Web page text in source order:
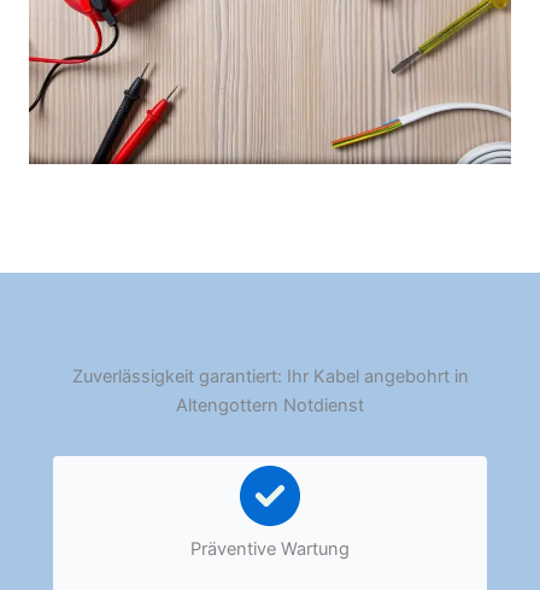
Zuverlässigkeit garantiert: Ihr Kabel angebohrt in
Altengottern Notdienst
Präventive Wartung